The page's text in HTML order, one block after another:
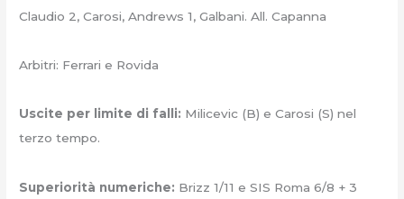
Claudio 2, Carosi, Andrews 1, Galbani. All. Capanna
Arbitri: Ferrari e Rovida
Uscite per limite di falli: Milicevic (B) e Carosi (S) nel
terzo tempo.
Superiorità numeriche: Brizz 1/11 e SIS Roma 6/8 + 3